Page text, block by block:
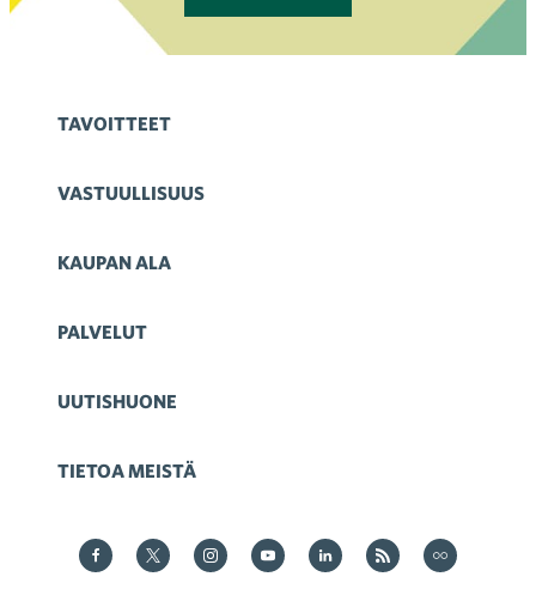
TAVOITTEET
VASTUULLISUUS
KAUPAN ALA
PALVELUT
UUTISHUONE
TIETOA MEISTÄ
Kauppa Facebookissa
Kauppa Twitterissä
Kauppa on Instagram
Kauppa YouTubesssa
Kauppa LinkedInissä
Kauppa on RSS